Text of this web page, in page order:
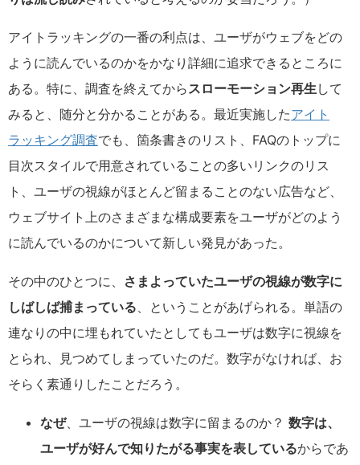
アイトラッキングの一番の利点は、ユーザがウェブをどの
ように読んでいるのかをかなり詳細に追求できるところに
ある。特に、調査を終えてからスローモーション再生して
みると、随分と分かることがある。最近実施したアイト
ラッキング調査でも、箇条書きのリスト、FAQのトップに
目次スタイルで用意されていることの多いリンクのリス
ト、ユーザの視線がほとんど留まることのない広告など、
ウェブサイト上のさまざまな構成要素をユーザがどのよう
に読んでいるのかについて新しい発見があった。
その中のひとつに、 さまよっていたユーザの視線が数字に
しばしば捕まっている、ということがあげられる。単語の
連なりの中に埋もれていたとしてもユーザは数字に視線を
とられ、見つめてしまっていたのだ。数字がなければ、お
そらく素通りしたことだろう。
なぜ、ユーザの視線は数字に留まるのか？ 数字は、
ユーザが好んで知りたがる事実を表しているからであ